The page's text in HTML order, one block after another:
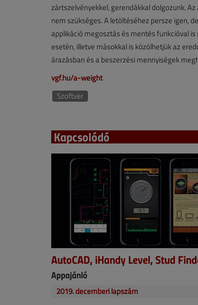
zártszelvényekkel, gerendákkal dolgozunk.
nem szükséges. A letöltéséhez persze igen,
applikáció megosztás és mentés funkcióval
esetén, illetve másokkal is közölhetjük az
árazásban és a beszerzési mennyiségek
vgf.hu/a-weight
Szoftver
Kapcsolódó
AutoCAD, iHandy Level, Stud
Appajánló
2019. decemberi lapszám